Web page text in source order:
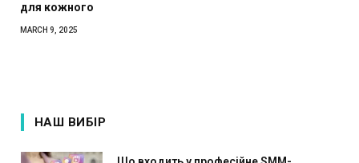
для кожного
MARCH 9, 2025
НАШ ВИБІР